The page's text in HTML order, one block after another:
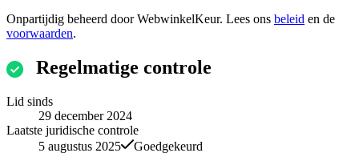
Onpartijdig beheerd doorWebwinkelKeur. Lees ons beleid en de
voorwaarden.
Regelmatige controle
Lid sinds
29 december 2024
Laatste juridische controle
5 augustus 2025
Goedgekeurd